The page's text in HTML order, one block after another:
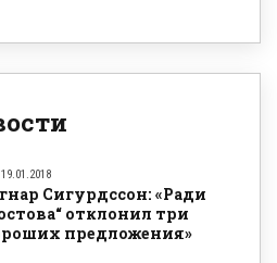
19.01.2018
Сигурдссон: «Ради
отклонил три
предложения»